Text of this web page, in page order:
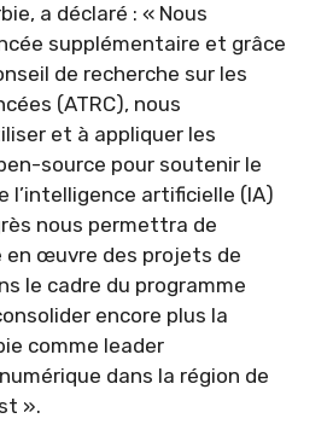
a déclaré : « Nous
supplémentaire et grâce
de recherche sur les
(ATRC), nous
et à appliquer les
source pour soutenir le
l’intelligence artificielle (IA)
nous permettra de
en œuvre des projets de
le cadre du programme
encore plus la
comme leader
dans la région de
».